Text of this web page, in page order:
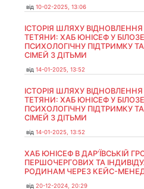
від 10-02-2025, 13:06
ІСТОРІЯ ШЛЯХУ
ТЕТЯНИ: ХАБ ЮНІСЕФ У
ПСИХОЛОГІЧНУ ПІДТРИМКУ
СІМЕЙ З ДІТЬМИ
від 14-01-2025, 13:52
ІСТОРІЯ ШЛЯХУ
ТЕТЯНИ: ХАБ ЮНІСЕФ У
ПСИХОЛОГІЧНУ ПІДТРИМКУ
СІМЕЙ З ДІТЬМИ
від 14-01-2025, 13:52
ХАБ ЮНІСЕФ В ДАР’ЇВСЬКІЙ
ПЕРШОЧЕРГОВИХ ТА
РОДИНАМ ЧЕРЕЗ КЕЙС-
від 20-12-2024, 20:29